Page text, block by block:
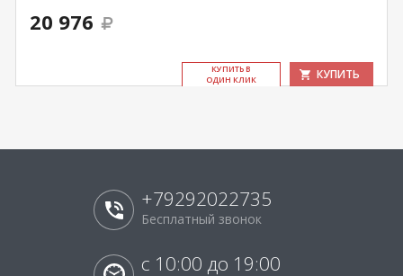
20 976
КУ­ПИТЬ В
ОДИН КЛИК
КУПИТЬ
+79292022735
Бесплатный звонок
с 10:00 до 19:00